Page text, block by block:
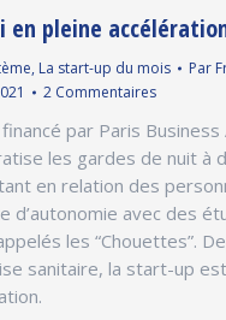
en pleine
, La start-up du mois Par
2 Commentaires
par Paris Business
les gardes de nuit à
en relation des
d’autonomie avec des
les “Chouettes”.
sanitaire, la start-up